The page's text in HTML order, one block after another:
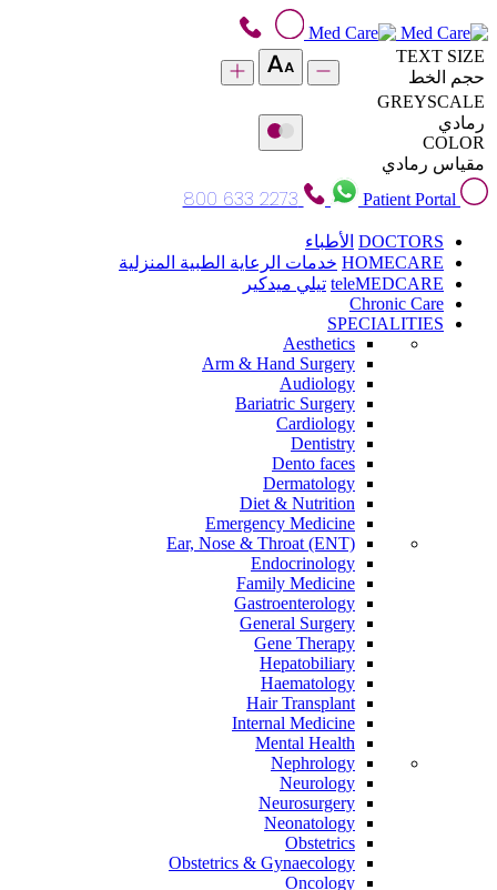
TEXT SIZE
حجم الخط
GREYSCALE
رمادي
COLOR
مقياس رمادي
Patient Portal
800 633 2273
DOCTORS الأطباء
HOMECARE خدمات الرعاية الطبية المنزلية
teleMEDCARE تيلي ميدكير
Chronic Care
SPECIALITIES
Aesthetics
Arm & Hand Surgery
Audiology
Bariatric Surgery
Cardiology
Dentistry
Dento faces
Dermatology
Diet & Nutrition
Emergency Medicine
Ear, Nose & Throat (ENT)
Endocrinology
Family Medicine
Gastroenterology
General Surgery
Gene Therapy
Hepatobiliary
Haematology
Hair Transplant
Internal Medicine
Mental Health
Nephrology
Neurology
Neurosurgery
Neonatology
Obstetrics
Obstetrics & Gynaecology
Oncology